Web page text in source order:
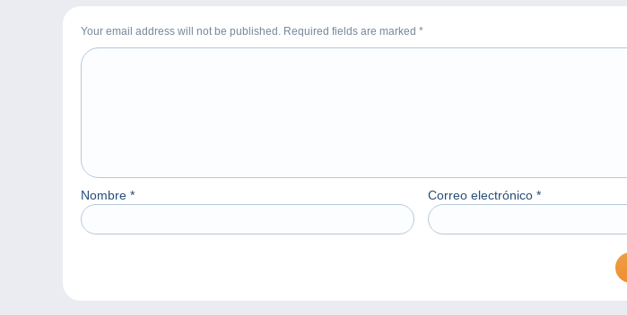
Your email address will not be published. Required fields are marked *
Nombre * Correo electrónico *